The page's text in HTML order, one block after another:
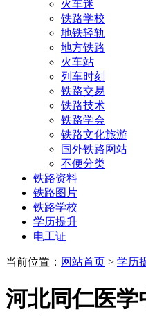
火车迷
铁路学校
地铁轻轨
地方铁路
火车站
列车时刻
铁路交易
铁路技术
铁路学会
铁路文化旅游
国外铁路网站
不便分类
铁路资料
铁路图片
铁路学校
学历提升
电工证
当前位置： 网站首页 > 学历
河北同仁医学